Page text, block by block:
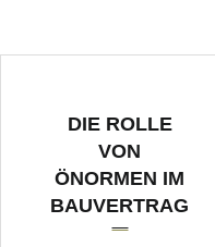
DIE ROLLE
VON
ÖNORMEN IM
BAUVERTRAG